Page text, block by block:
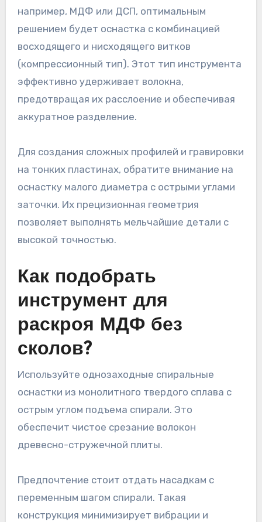
например, МДФ или ДСП, оптимальным
решением будет оснастка с комбинацией
восходящего и нисходящего витков
(компрессионный тип). Этот тип инструмента
эффективно удерживает волокна,
предотвращая их расслоение и обеспечивая
аккуратное разделение.
Для создания сложных профилей и гравировки
на тонких пластинах, обратите внимание на
оснастку малого диаметра с острыми углами
заточки. Их прецизионная геометрия
позволяет выполнять мельчайшие детали с
высокой точностью.
Как подобрать
инструмент для
раскроя МДФ без
сколов?
Используйте однозаходные спиральные
оснастки из монолитного твердого сплава с
острым углом подъема спирали. Это
обеспечит чистое срезание волокон
древесно-стружечной плиты.
Предпочтение стоит отдать насадкам с
переменным шагом спирали. Такая
конструкция минимизирует вибрации и